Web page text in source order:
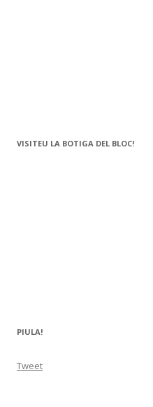
VISITEU LA BOTIGA DEL BLOC!
PIULA!
Tweet